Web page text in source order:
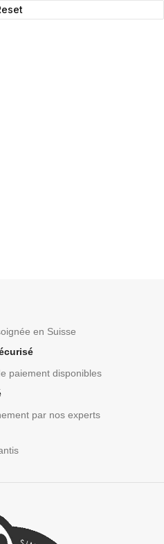
en Suisse
paiement disponibles
par nos experts